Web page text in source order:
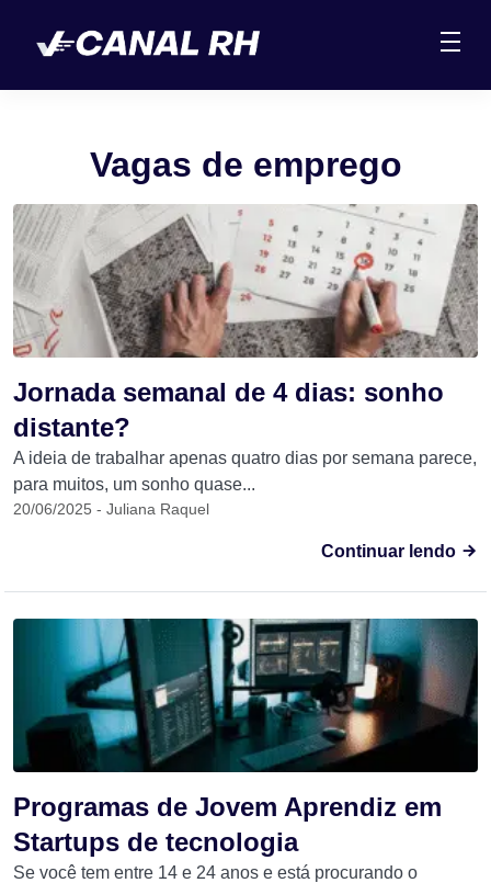
Vagas de emprego
Jornada semanal de 4 dias: sonho
distante?
A ideia de trabalhar apenas quatro dias por semana parece,
para muitos, um sonho quase...
20/06/2025 - Juliana Raquel
Continuar lendo
Programas de Jovem Aprendiz em
Startups de tecnologia
Se você tem entre 14 e 24 anos e está procurando o